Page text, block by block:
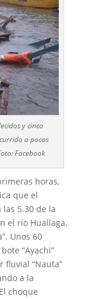
y cinco
a pocos
Facebook
horas,
que el
5.30 de la
el río Huallaga,
Unos 60
“Ayachi”
“Nauta”
a la
choque